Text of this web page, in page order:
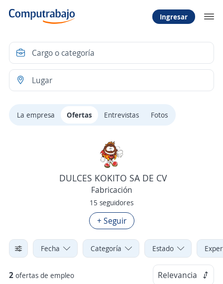
Ingresar
La empresa Ofertas Entrevistas Fotos
DULCES KOKITO SA DE CV
Fabricación
15 seguidores
+ Seguir
Fecha Categoría Estado
2 ofertas de empleo Relevancia